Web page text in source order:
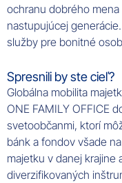
ochranu dobrého
nastupujúcej
služby pre bonitné
Spresnili by ste cieľ?
Globálna mobilita
ONE FAMILY OFFICE
svetoobčanmi, ktorí
bánk a fondov všade
majetku v danej krajine
diverzifikovaných